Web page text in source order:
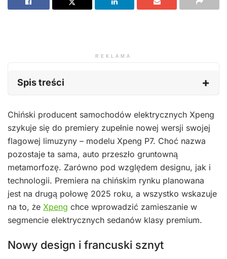
REKLAMA
Spis treści
Chiński producent samochodów elektrycznych Xpeng
szykuje się do premiery zupełnie nowej wersji swojej
flagowej limuzyny – modelu Xpeng P7. Choć nazwa
pozostaje ta sama, auto przeszło gruntowną
metamorfozę. Zarówno pod względem designu, jak i
technologii. Premiera na chińskim rynku planowana
jest na drugą połowę 2025 roku, a wszystko wskazuje
na to, że Xpeng chce wprowadzić zamieszanie w
segmencie elektrycznych sedanów klasy premium.
Nowy design i francuski sznyt